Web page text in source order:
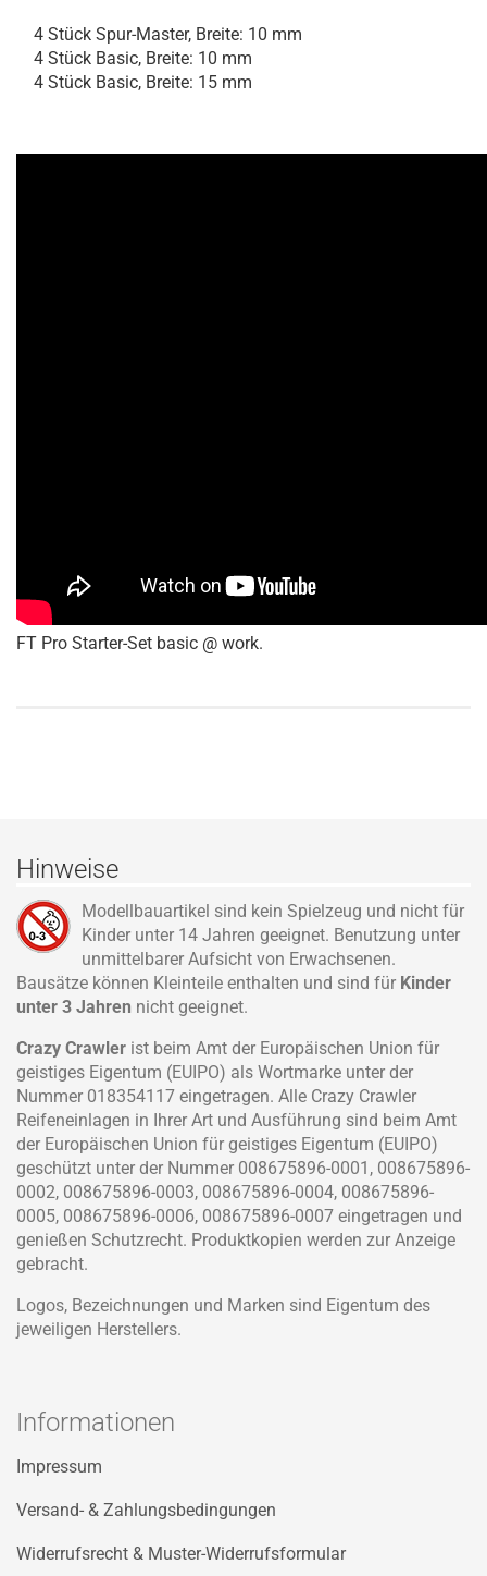
4 Stück Spur-Master, Breite: 10 mm
4 Stück Basic, Breite: 10 mm
4 Stück Basic, Breite: 15 mm
FT Pro Starter-Set basic @ work.
Hinweise
Modellbauartikel sind kein Spielzeug und nicht für
Kinder unter 14 Jahren geeignet. Benutzung unter
unmittelbarer Aufsicht von Erwachsenen.
Bausätze können Kleinteile enthalten und sind für Kinder
unter 3 Jahren nicht geeignet.
Crazy Crawler ist beim Amt der Europäischen Union für
geistiges Eigentum (EUIPO) als Wortmarke unter der
Nummer 018354117 eingetragen. Alle Crazy Crawler
Reifeneinlagen in Ihrer Art und Ausführung sind beim Amt
der Europäischen Union für geistiges Eigentum (EUIPO)
geschützt unter der Nummer 008675896-0001, 008675896-
0002, 008675896-0003, 008675896-0004, 008675896-
0005, 008675896-0006, 008675896-0007 eingetragen und
genießen Schutzrecht. Produktkopien werden zur Anzeige
gebracht.
Logos, Bezeichnungen und Marken sind Eigentum des
jeweiligen Herstellers.
Informationen
Impressum
Versand- & Zahlungsbedingungen
Widerrufsrecht & Muster-Widerrufsformular